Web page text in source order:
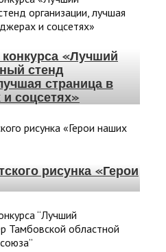
«Лучший
стенд
страница в
соцсетях»
рисунка «Герои